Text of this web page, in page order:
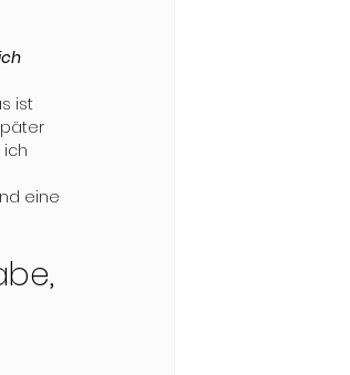
ist
eine